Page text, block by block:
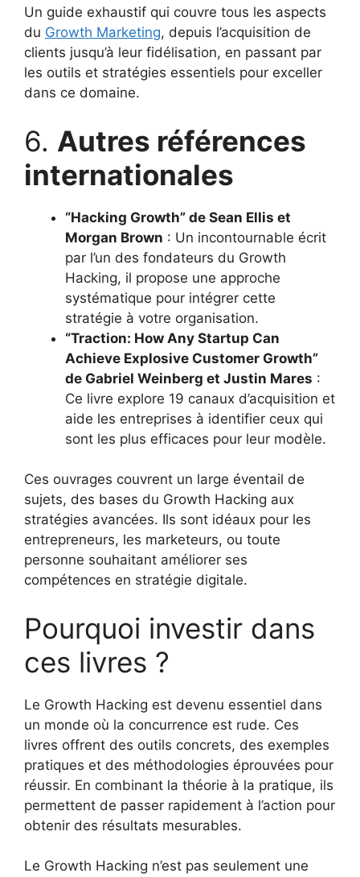
Un guide exhaustif qui couvre tous les aspects
du Growth Marketing, depuis l’acquisition de
clients jusqu’à leur fidélisation, en passant par
les outils et stratégies essentiels pour exceller
dans ce domaine.
6. Autres références
internationales
“Hacking Growth” de Sean Ellis et
Morgan Brown : Un incontournable écrit
par l’un des fondateurs du Growth
Hacking, il propose une approche
systématique pour intégrer cette
stratégie à votre organisation.
“Traction: How Any Startup Can
Achieve Explosive Customer Growth”
de Gabriel Weinberg et Justin Mares :
Ce livre explore 19 canaux d’acquisition et
aide les entreprises à identifier ceux qui
sont les plus efficaces pour leur modèle.
Ces ouvrages couvrent un large éventail de
sujets, des bases du Growth Hacking aux
stratégies avancées. Ils sont idéaux pour les
entrepreneurs, les marketeurs, ou toute
personne souhaitant améliorer ses
compétences en stratégie digitale.
Pourquoi investir dans
ces livres ?
Le Growth Hacking est devenu essentiel dans
un monde où la concurrence est rude. Ces
livres offrent des outils concrets, des exemples
pratiques et des méthodologies éprouvées pour
réussir. En combinant la théorie à la pratique, ils
permettent de passer rapidement à l’action pour
obtenir des résultats mesurables.
Le Growth Hacking n’est pas seulement une